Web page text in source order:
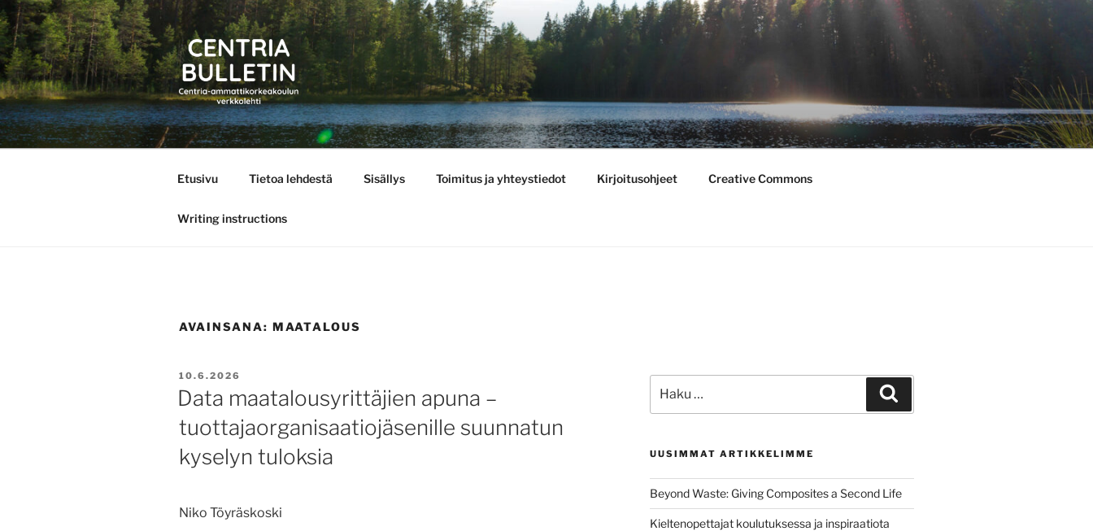
Siirry
sisältöön
CENTRIA BULLETIN
Etusivu Tietoa lehdestä Sisällys Toimitus ja yhteystiedot Kirjoitusohjeet Creative Commons
Writing instructions
AVAINSANA: MAATALOUS
JULKAISTU
10.6.2026
Data maatalousyrittäjien apuna –
tuottajaorganisaatiojäsenille suunnatun
kyselyn tuloksia
Niko Töyräskoski
UUSIMMAT ARTIKKELIMME
Beyond Waste: Giving Composites a Second Life
Kieltenopettajat koulutuksessa ja inspiraatiota